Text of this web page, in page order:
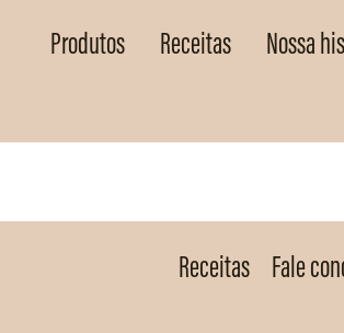
Produtos Receitas Nossa
Receitas Fale